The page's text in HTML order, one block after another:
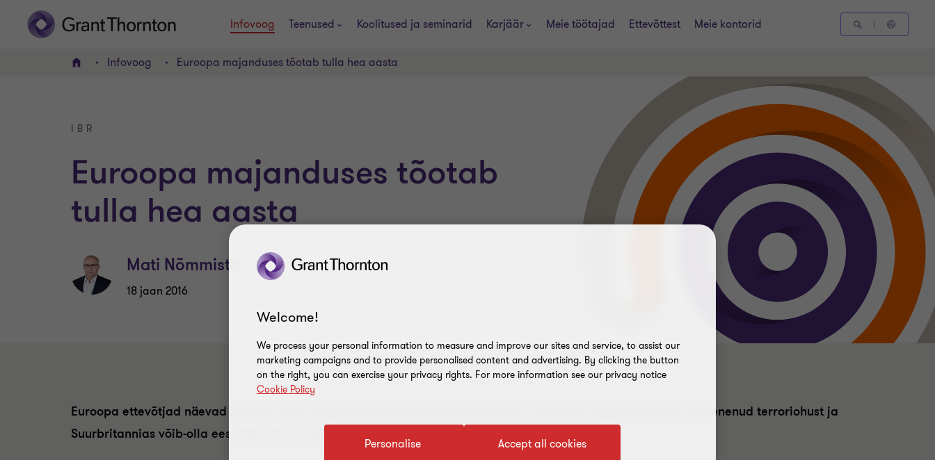
Infovoog Teenused Koolitused ja seminarid Karjäär Meie töötajad Ettevõttest Meie kontorid
AVALEHTInfovoog Euroopa majanduses tõotab tulla hea aasta
IBR
Euroopa majanduses tõotab
tulla hea aasta
Mati Nõmmiste
18 jaan 2016
Euroopa ettevõtjad näevad alanud aasta majandusväljavaateid positiivsetena, hoolimata põgenikekriisist, suurenenud terroriohust ja
Suurbritannias võib-olla ees ootavast EL-i jäämise või mittejäämise referendumist.
Welcome!
We process your personal information to measure and improve our sites and service, to assist our
marketing campaigns and to provide personalised content and advertising. By clicking the button
on the right, you can exercise your privacy rights. For more information see our privacy notice
Cookie Policy
Accept all cookies
Personalise